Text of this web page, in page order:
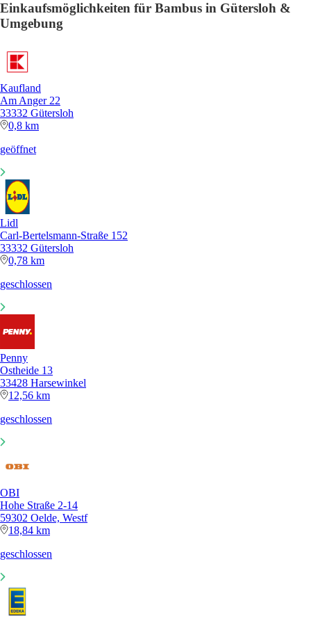
Einkaufsmöglichkeiten für Bambus in Gütersloh &
Umgebung
Kaufland
Am Anger 22
33332 Gütersloh
0,8 km
geöffnet
Lidl
Carl-Bertelsmann-Straße 152
33332 Gütersloh
0,78 km
geschlossen
Penny
Ostheide 13
33428 Harsewinkel
12,56 km
geschlossen
OBI
Hohe Straße 2-14
59302 Oelde, Westf
18,84 km
geschlossen